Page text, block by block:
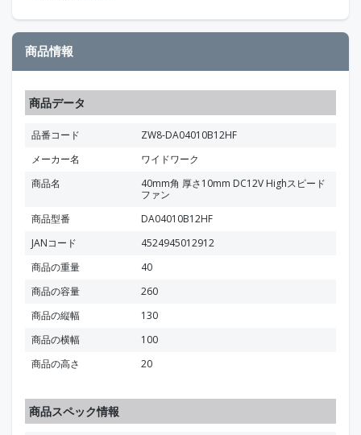
商品情報
商品データ
品番コード
ZW8-DA04010B12HF
メーカー名
ワイドワーク
商品名
40mm角 厚さ10mm DC12V Highスピード
ファン
商品型番
DA04010B12HF
JANコード
4524945012912
商品の重量
40
商品の容量
260
商品の縦幅
130
商品の横幅
100
商品の高さ
20
商品スペック情報